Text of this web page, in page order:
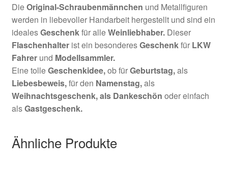
DieOriginal-Schraubenmännchen und Metallfiguren
werden in liebevoller Handarbeit hergestellt und sind ein
idealesGeschenkfür alleWeinliebhaber.Dieser
Flaschenhalterist ein besonderesGeschenkfür LKW
Fahrer und Modellsammler.
Eine tolleGeschenkidee,ob fürGeburtstag,als
Liebesbeweis,für den Namenstag,als
Weihnachtsgeschenk,als Dankeschön oder einfach
alsGastgeschenk.
Ähnliche Produkte